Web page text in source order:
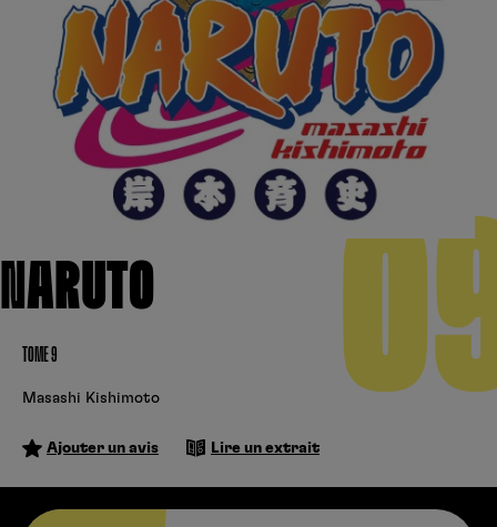
NARUTO
TOME 9
Masashi Kishimoto
Ajouter un avis Lire un extrait
Cultura Fnac
Se connecter S’inscrire
Hunter x Hunter
Fire Force
Black Butler